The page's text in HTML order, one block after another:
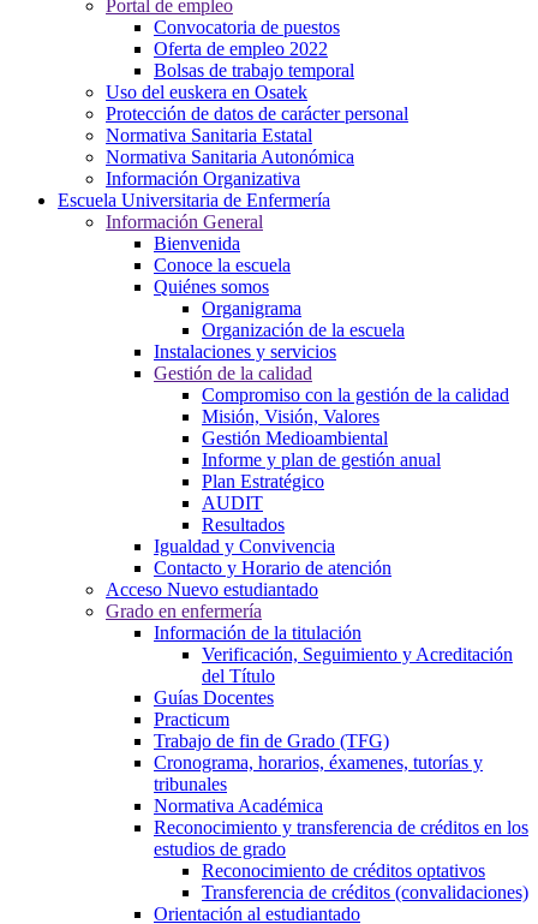
Portal de empleo
Convocatoria de puestos
Oferta de empleo 2022
Bolsas de trabajo temporal
Uso del euskera en Osatek
Protección de datos de carácter personal
Normativa Sanitaria Estatal
Normativa Sanitaria Autonómica
Información Organizativa
Escuela Universitaria de Enfermería
Información General
Bienvenida
Conoce la escuela
Quiénes somos
Organigrama
Organización de la escuela
Instalaciones y servicios
Gestión de la calidad
Compromiso con la gestión de la calidad
Misión, Visión, Valores
Gestión Medioambiental
Informe y plan de gestión anual
Plan Estratégico
AUDIT
Resultados
Igualdad y Convivencia
Contacto y Horario de atención
Acceso Nuevo estudiantado
Grado en enfermería
Información de la titulación
Verificación, Seguimiento y Acreditación
del Título
Guías Docentes
Practicum
Trabajo de fin de Grado (TFG)
Cronograma, horarios, éxamenes, tutorías y
tribunales
Normativa Académica
Reconocimiento y transferencia de créditos en los
estudios de grado
Reconocimiento de créditos optativos
Transferencia de créditos (convalidaciones)
Orientación al estudiantado